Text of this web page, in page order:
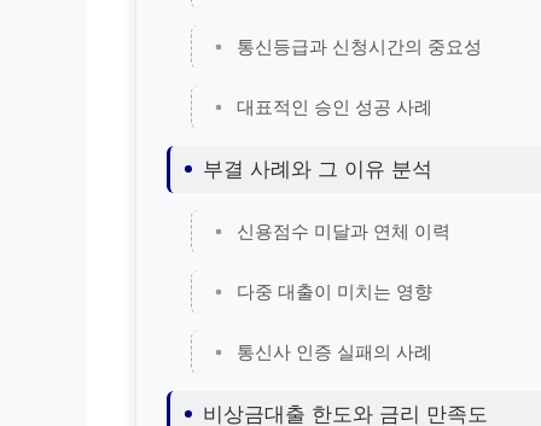
통신등급과 신청시간의 중요성
대표적인 승인 성공 사례
부결 사례와 그 이유 분석
신용점수 미달과 연체 이력
다중 대출이 미치는 영향
통신사 인증 실패의 사례
비상금대출 한도와 금리 만족도